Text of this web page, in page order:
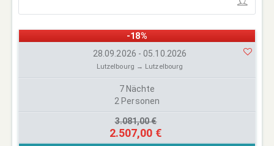
-18%
28.09.2026 - 05.10.2026
Lutzelbourg → Lutzelbourg
7 Nächte
2 Personen
3.081,00 €
2.507,00 €